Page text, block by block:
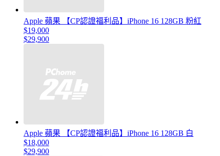
Apple 蘋果 【CP認證福利品】iPhone 16 128GB 粉紅
$19,000
$29,900
Apple 蘋果 【CP認證福利品】iPhone 16 128GB 白
$18,000
$29,900